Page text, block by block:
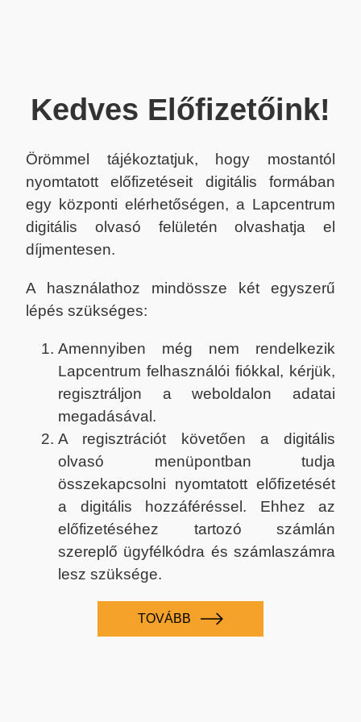
Kedves Előfizetőink!
Örömmel tájékoztatjuk, hogy mostantól
nyomtatott előfizetéseit digitális formában
egy központi elérhetőségen, a Lapcentrum
digitális olvasó felületén olvashatja el
díjmentesen.
A használathoz mindössze két egyszerű
lépés szükséges:
Amennyiben még nem rendelkezik
Lapcentrum felhasználói fiókkal, kérjük,
regisztráljon a weboldalon adatai
megadásával.
A regisztrációt követően a digitális
olvasó menüpontban tudja
összekapcsolni nyomtatott előfizetését
a digitális hozzáféréssel. Ehhez az
előfizetéséhez tartozó számlán
szereplő ügyfélkódra és számlaszámra
lesz szüksége.
TOVÁBB